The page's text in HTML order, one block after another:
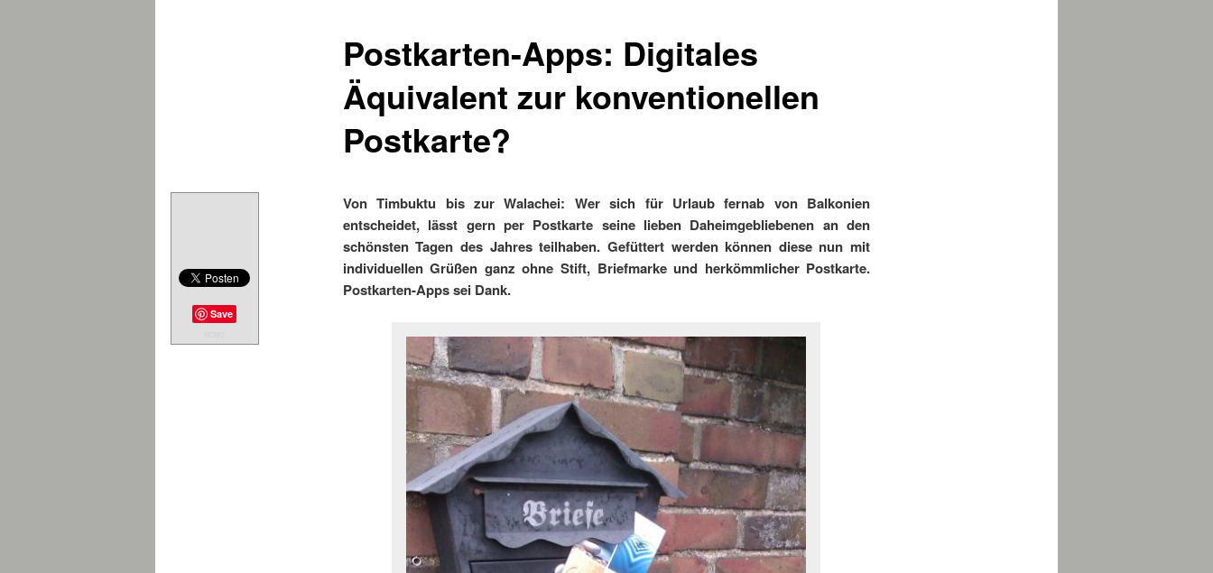
Postkarten-Apps: Digitales
Äquivalent zur konventionellen
Postkarte?
Save
Von Timbuktu bis zur Walachei: Wer sich für Urlaub fernab von Balkonien
entscheidet, lässt gern per Postkarte seine lieben Daheimgebliebenen an den
schönsten Tagen des Jahres teilhaben. Gefüttert werden können diese nun mit
individuellen Grüßen ganz ohne Stift, Briefmarke und herkömmlicher Postkarte.
Postkarten-Apps sei Dank.